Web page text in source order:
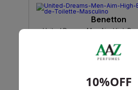
Benetton
United Dreams Men Aim High